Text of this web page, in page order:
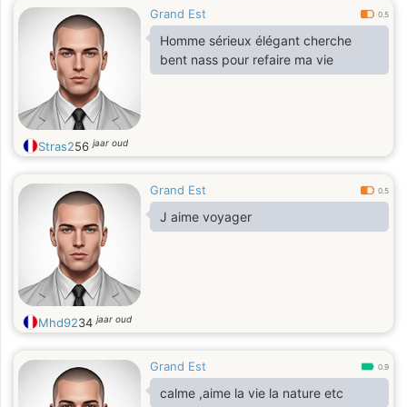
Grand Est 0.5
Homme sérieux élégant cherche
bent nass pour refaire ma vie
Stras256jaar oud
Grand Est 0.5
J aime voyager
Mhd9234jaar oud
Grand Est 0.9
calme ,aime la vie la nature etc